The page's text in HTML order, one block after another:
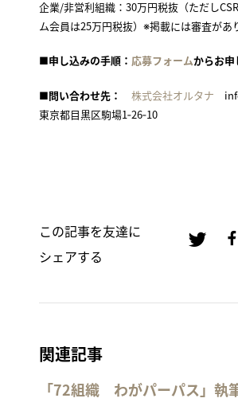
企業/非営利組織：30万円税抜（ただし
ム会員は25万円税抜）※掲載には審査があ
■申し込みの手順： 応募フォームからお申
■問い合わせ先： 株式会社オルタナ
東京都目黒区駒場1‐26‐10
この記事を友達に
シェアする
関連記事
「72組織 わがパーパス」執